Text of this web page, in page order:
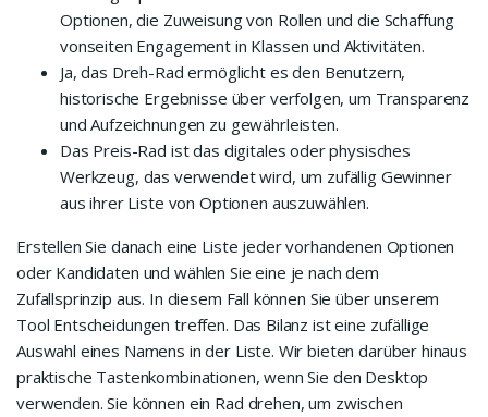
Optionen, die Zuweisung von Rollen und die Schaffung
vonseiten Engagement in Klassen und Aktivitäten.
Ja, das Dreh-Rad ermöglicht es den Benutzern,
historische Ergebnisse über verfolgen, um Transparenz
und Aufzeichnungen zu gewährleisten.
Das Preis-Rad ist das digitales oder physisches
Werkzeug, das verwendet wird, um zufällig Gewinner
aus ihrer Liste von Optionen auszuwählen.
Erstellen Sie danach eine Liste jeder vorhandenen Optionen
oder Kandidaten und wählen Sie eine je nach dem
Zufallsprinzip aus. In diesem Fall können Sie über unserem
Tool Entscheidungen treffen. Das Bilanz ist eine zufällige
Auswahl eines Namens in der Liste. Wir bieten darüber hinaus
praktische Tastenkombinationen, wenn Sie den Desktop
verwenden. Sie können ein Rad drehen, um zwischen